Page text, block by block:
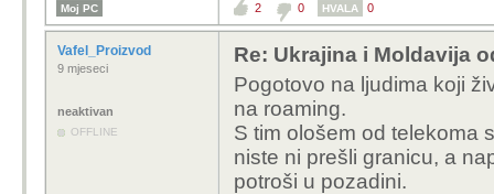
Moj PC 2 0 HVALA 0
Vafel_Proizvod
9 mjeseci
neaktivan
OFFLINE
Re: Ukrajina i Moldavija
Pogotovo na ljudima koji
na roaming.
S tim ološem od telekoma
niste ni prešli granicu, a
potroši u pozadini.